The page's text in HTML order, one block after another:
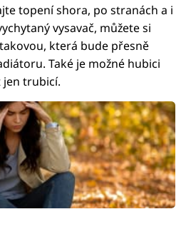
topení shora, po stranách a i
vysavač, můžete si
která bude přesně
Také je možné hubici
jen trubicí.